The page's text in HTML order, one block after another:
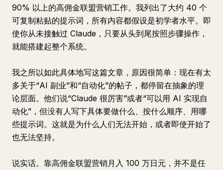
90% 以上的高佣金联盟营销工作。我列出了大约 40 个
可复制粘贴的提示词，所有内容都假设是初学者水平。即
使你从未接触过 Claude，只要从头到尾按照步骤操作，
就能搭建起整个系统。
我之所以如此具体地写这篇文章，原因很简单：现在有太
多关于“AI 副业”和“自动化”的帖子，都停留在抽象的理
论层面。他们说“Claude 很厉害”或者“可以用 AI 实现自
动化”，但没有人写下具体要做什么、按什么顺序、用哪
些提示词。这就是为什么人们无法开始，或者即使开始了
也无法坚持。
说实话。靠高佣金联盟营销月入 100 万日元，并不是任